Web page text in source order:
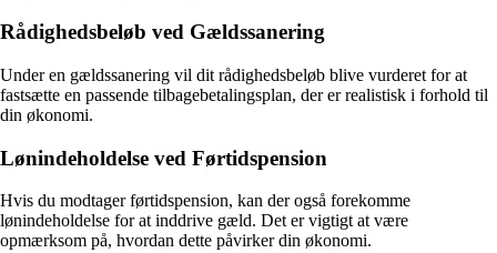
Rådighedsbeløb ved Gældssanering
Under en gældssanering vil dit rådighedsbeløb blive vurderet for at
fastsætte en passende tilbagebetalingsplan, der er realistisk i forhold til
din økonomi.
Lønindeholdelse ved Førtidspension
Hvis du modtager førtidspension, kan der også forekomme
lønindeholdelse for at inddrive gæld. Det er vigtigt at være
opmærksom på, hvordan dette påvirker din økonomi.